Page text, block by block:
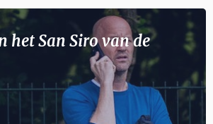
het San Siro van de